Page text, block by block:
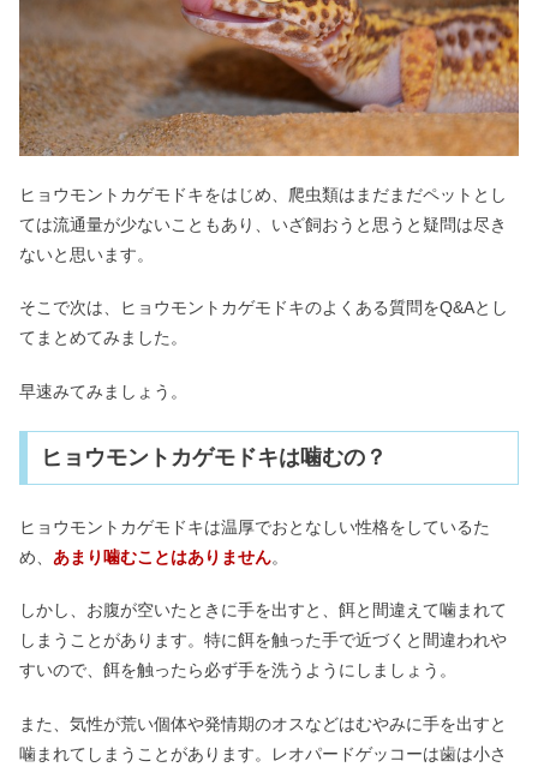
ヒョウモントカゲモドキをはじめ、爬虫類はまだまだペットとし
ては流通量が少ないこともあり、いざ飼おうと思うと疑問は尽き
ないと思います。
そこで次は、ヒョウモントカゲモドキのよくある質問をQ&Aとし
てまとめてみました。
早速みてみましょう。
ヒョウモントカゲモドキは噛むの？
ヒョウモントカゲモドキは温厚でおとなしい性格をしているた
め、 あまり噛むことはありません。
しかし、お腹が空いたときに手を出すと、餌と間違えて噛まれて
しまうことがあります。特に餌を触った手で近づくと間違われや
すいので、餌を触ったら必ず手を洗うようにしましょう。
また、気性が荒い個体や発情期のオスなどはむやみに手を出すと
噛まれてしまうことがあります。レオパードゲッコーは歯は小さ